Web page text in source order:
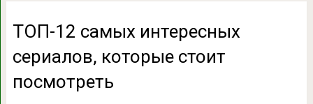
ТОП-12 самых интересных
сериалов, которые стоит
посмотреть